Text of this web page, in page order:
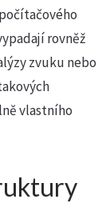
rovněž
zvuku nebo
vlastního